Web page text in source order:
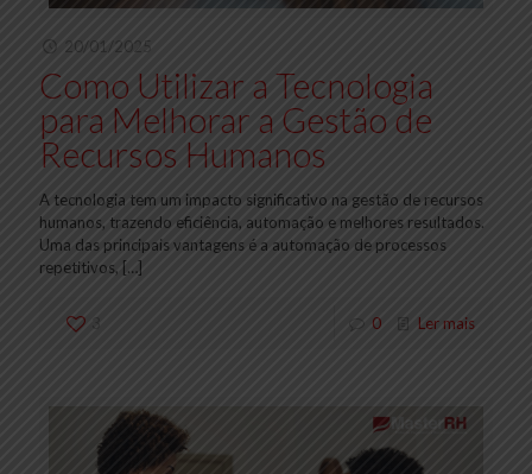
20/01/2025
Como Utilizar a Tecnologia
para Melhorar a Gestão de
Recursos Humanos
A tecnologia tem um impacto significativo na gestão de recursos
humanos, trazendo eficiência, automação e melhores resultados.
Uma das principais vantagens é a automação de processos
repetitivos, […]
3 0 Ler mais